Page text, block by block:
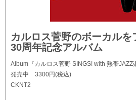
カルロス菅野のボーカルを
30周年記念アルバム
Album『カルロス菅野 SINGS! with 熱帯JAZZ
発売中 3300円(税込)
CKNT2